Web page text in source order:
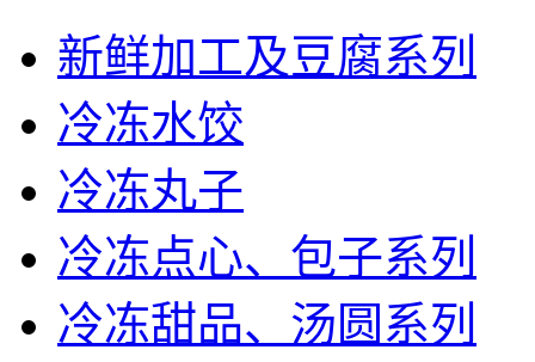
新鲜加工及豆腐系列
冷冻水饺
冷冻丸子
冷冻点心、包子系列
冷冻甜品、汤圆系列